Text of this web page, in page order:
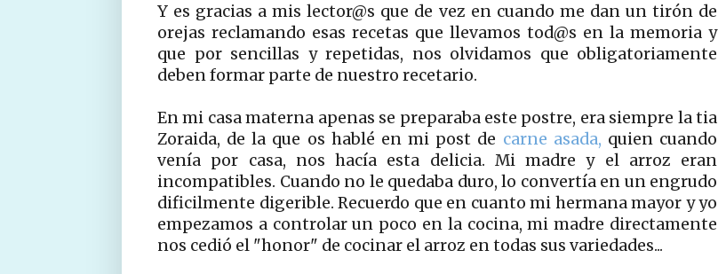
Y es gracias a mis lector@s que de vez en cuando me dan un tirón de
orejas reclamando esas recetas que llevamos tod@s en la memoria y
que por sencillas y repetidas, nos olvidamos que obligatoriamente
deben formar parte de nuestro recetario.
En mi casa materna apenas se preparaba este postre, era siempre la tia
Zoraida, de la que os hablé en mi post de carne asada, quien cuando
venía por casa, nos hacía esta delicia. Mi madre y el arroz eran
incompatibles. Cuando no le quedaba duro, lo convertía en un engrudo
dificilmente digerible. Recuerdo que en cuanto mi hermana mayor y yo
empezamos a controlar un poco en la cocina, mi madre directamente
nos cedió el "honor" de cocinar el arroz en todas sus variedades...